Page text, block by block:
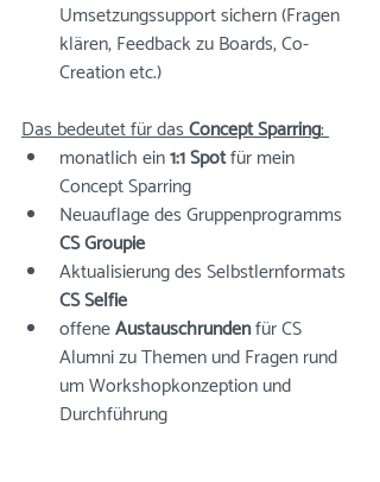
Umsetzungssupport sichern (Fragen
klären, Feedback zu Boards, Co-
Creation etc.)
Das bedeutet für das Concept Sparring:
monatlich ein 1:1 Spot für mein
Concept Sparring
Neuauflage des Gruppenprogramms
CS Groupie
Aktualisierung des Selbstlernformats
CS Selfie
offene Austauschrunden für CS
Alumni zu Themen und Fragen rund
um Workshopkonzeption und
Durchführung